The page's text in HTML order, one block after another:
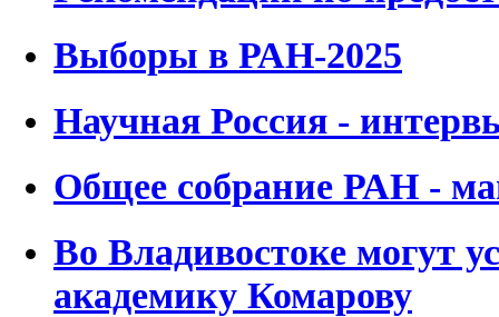
Выборы в РАН-2025
Научная Россия -
Общее собрание РАН -
Во Владивостоке могут
академику Комарову